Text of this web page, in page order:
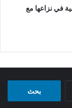
في نزاعها مع